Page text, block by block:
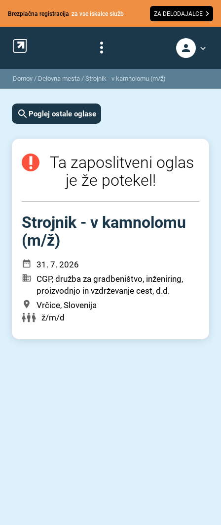
Brezplačna registracija za vse iskalce služb ZA DELODAJALCE
Domov / Delovna mesta / Strojnik - v kamnolomu (m/ž)
Poglej ostale oglase
Ta zaposlitveni oglas
je že potekel!
Strojnik - v kamnolomu
(m⁠/⁠ž)
31. 7. 2026
CGP, družba za gradbeništvo, inženiring,
proizvodnjo in vzdrževanje cest, d.d.
Vrčice, Slovenija
ž/m/d